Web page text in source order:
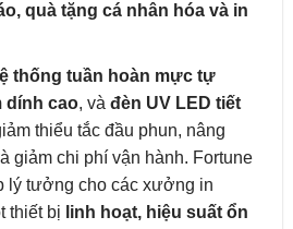
quà tặng cá nhân hóa và in
thống tuần hoàn mực tự
dính cao, và đèn UV LED tiết
thiểu tắc đầu phun, nâng
giảm chi phí vận hành. Fortune
lý tưởng cho các xưởng in
thiết bị linh hoạt, hiệu suất ổn